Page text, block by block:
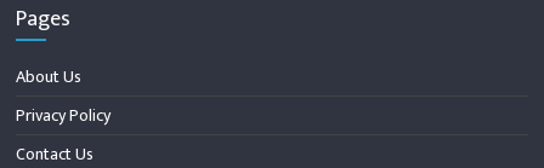
Pages
About Us
Privacy Policy
Contact Us